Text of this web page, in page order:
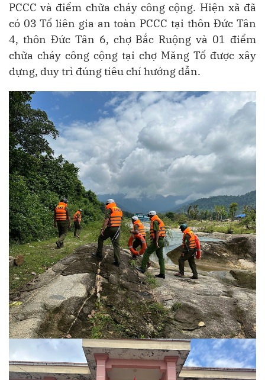
PCCC và điểm chữa cháy công cộng. Hiện xã đã
có 03 Tổ liên gia an toàn PCCC tại thôn Đức Tân
4, thôn Đức Tân 6, chợ Bắc Ruộng và 01 điểm
chữa cháy công cộng tại chợ Măng Tố được xây
dựng, duy trì đúng tiêu chí hướng dẫn.